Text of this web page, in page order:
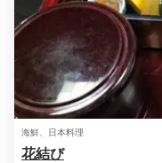
海鮮、日本料理
花結び